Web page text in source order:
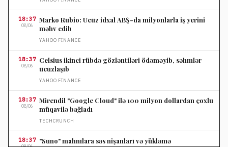
18:37
08/06
Marko Rubio: Ucuz idxal ABŞ-da milyonlarla iş yerini
məhv edib
YAHOO FINANCE
18:37
08/06
Celsius ikinci rübdə gözləntiləri ödəməyib, səhmlər
ucuzlaşıb
YAHOO FINANCE
18:37
08/06
Mirendil "Google Cloud" ilə 100 milyon dollardan çoxlu
müqavilə bağladı
TECHCRUNCH
18:37 "Suno" mahnılara səs nişanları və yükləmə